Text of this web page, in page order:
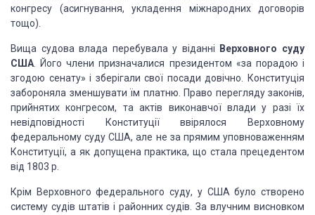
конгресу (асигнування, укладення міжнародних договорів
тощо).
Вища судова влада перебувала у віданні
Верховного суду
США . Його члени призначалися президентом «за порадою і
зго­дою сенату» і зберігали свої посади довічно. Конституція
заборо­няла зменшувати їм платню. Право перегляду законів,
прийнятих конгресом, та актів виконавчої влади у разі їх
невідповідності Конституції ввірялося Верховному
федеральному суду США, але не за прямим уповноваженням
Конституції, а як допущена практи­ка, що стала прецедентом
від 1803 р.
Крім Верховного федерального суду, у США було створено
систему судів штатів і районних судів. За влучним висновком